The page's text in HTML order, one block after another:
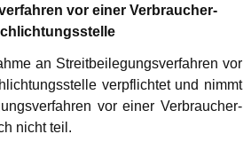
vor einer Verbraucher-
an Streitbeilegungsverfahren vor
verpflichtet und nimmt
vor einer Verbraucher-
nicht teil.